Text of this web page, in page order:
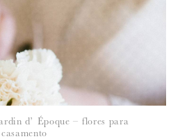
os seus dados, leia a nossa
d’ Époque – flores para
casamento